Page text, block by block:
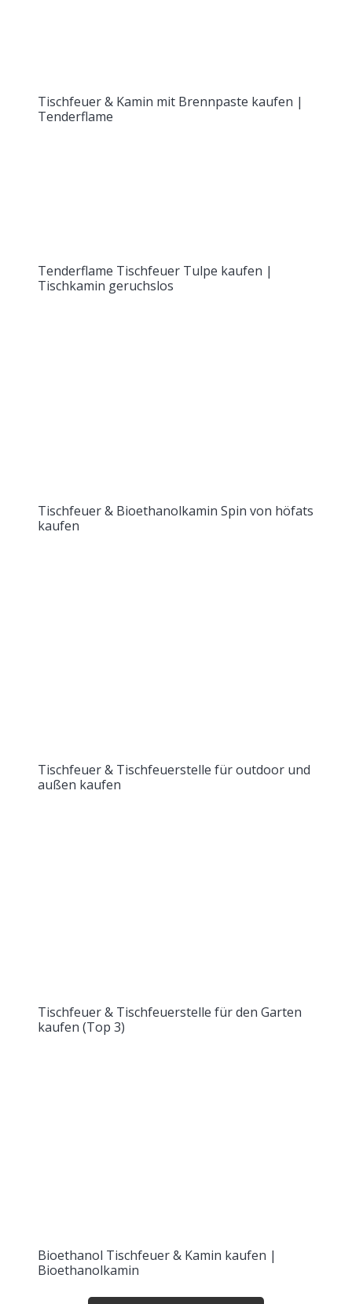
Tischfeuer & Kamin mit Brennpaste kaufen |
Tenderflame
Tenderflame Tischfeuer Tulpe kaufen |
Tischkamin geruchslos
Tischfeuer & Bioethanolkamin Spin von höfats
kaufen
Tischfeuer & Tischfeuerstelle für outdoor und
außen kaufen
Tischfeuer & Tischfeuerstelle für den Garten
kaufen (Top 3)
Bioethanol Tischfeuer & Kamin kaufen |
Bioethanolkamin